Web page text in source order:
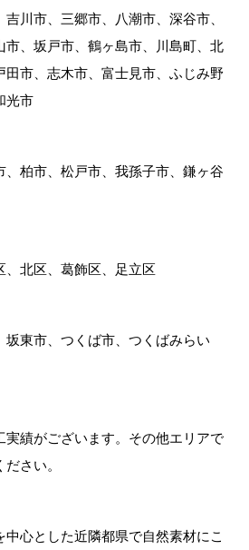
川市、三郷市、八潮市、深谷市、
市、坂戸市、鶴ヶ島市、川島町、北
田市、志木市、富士見市、ふじみ野
光市
、柏市、松戸市、我孫子市、鎌ヶ谷
北区、葛飾区、足立区
坂東市、つくば市、つくばみらい
実績がございます。その他エリアで
さい。
心とした近隣都県で自然素材にこ